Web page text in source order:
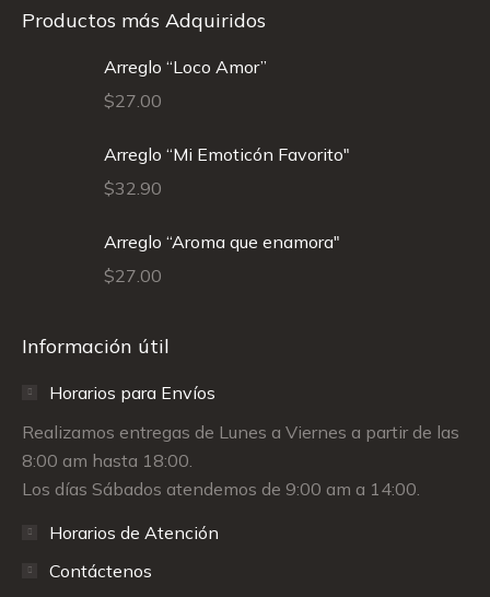
Productos más Adquiridos
Arreglo “Loco Amor”
$27.00
Arreglo “Mi Emoticón Favorito"
$32.90
Arreglo “Aroma que enamora"
$27.00
Información útil
Horarios para Envíos
Realizamos entregas de Lunes a Viernes a partir de las
8:00 am hasta 18:00.
Los días Sábados atendemos de 9:00 am a 14:00.
Horarios de Atención
Contáctenos